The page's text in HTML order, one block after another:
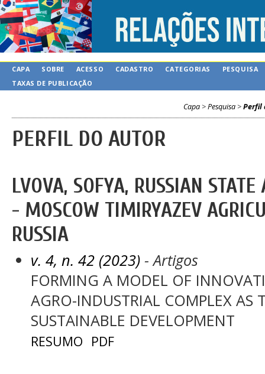
CAPA SOBRE ACESSO CADASTRO CATEGORIAS
PESQUISA
TAXAS DE PUBLICAÇÃO
Capa >Pesquisa >Perfil
PERFIL DO AUTOR
LVOVA, SOFYA, RUSSIAN
- MOSCOW TIMIRYAZEV
RUSSIA
v. 4, n. 42 (2023)- Artigos
FORMING A MODEL OF
AGRO-INDUSTRIAL COMPLEX AS
SUSTAINABLE DEVELOPMENT
RESUMO PDF